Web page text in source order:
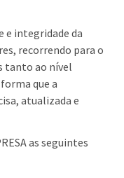
e integridade da
recorrendo para o
tanto ao nível
que a
atualizada e
as seguintes